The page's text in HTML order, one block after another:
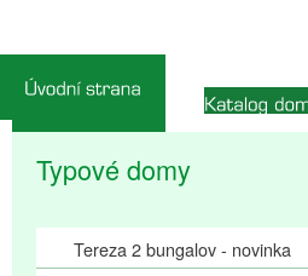
Typové domy
Tereza 2 bungalov - novinka